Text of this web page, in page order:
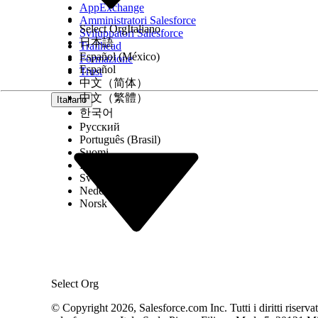
Completare i passaggi di migrazione condivisi
Creare l'instradamento delle chiamate in entrata
La telefonia nativa non utilizza i flussi di contatti
Omnicanale in Salesforce Flow Builder.
Testare la qualità delle chiamate e il failover nel
Effettuare chiamate di prova utilizzando sia
correttamente, che le registrazioni vengano
Blocchi stradali da tenere d'occhio
Quando si segue questo percorso di migrazione,
Disponibilità geografica:La telefonia nativa non
center prima di impegnarsi in questo percorso.
Rescissione del contratto del vettore:
spese di risoluzione anticipata durante la
Ripristino IVR:
Tutta la logica IVR (menu, prompt,
Salesforce. Questa è la parte che richiede più
Codice personalizzato Open CTI esistente:
registrazione delle chiamate, hook per i
personalizzato prima di iniziare.
AppExchange
Amministratori Salesforce
Sviluppatori Salesforce
Trailhead
Formazione
Trust
Italiano
Select Org
Select OrgItaliano
日本語
Español (México)
Español
中文（简体）
中文（繁體）
한국어
Русский
Português (Brasil)
Suomi
Dansk
Svenska
Nederlands
Norsk
© Copyright 2026, Salesforce.com Inc. Tutti i diritti